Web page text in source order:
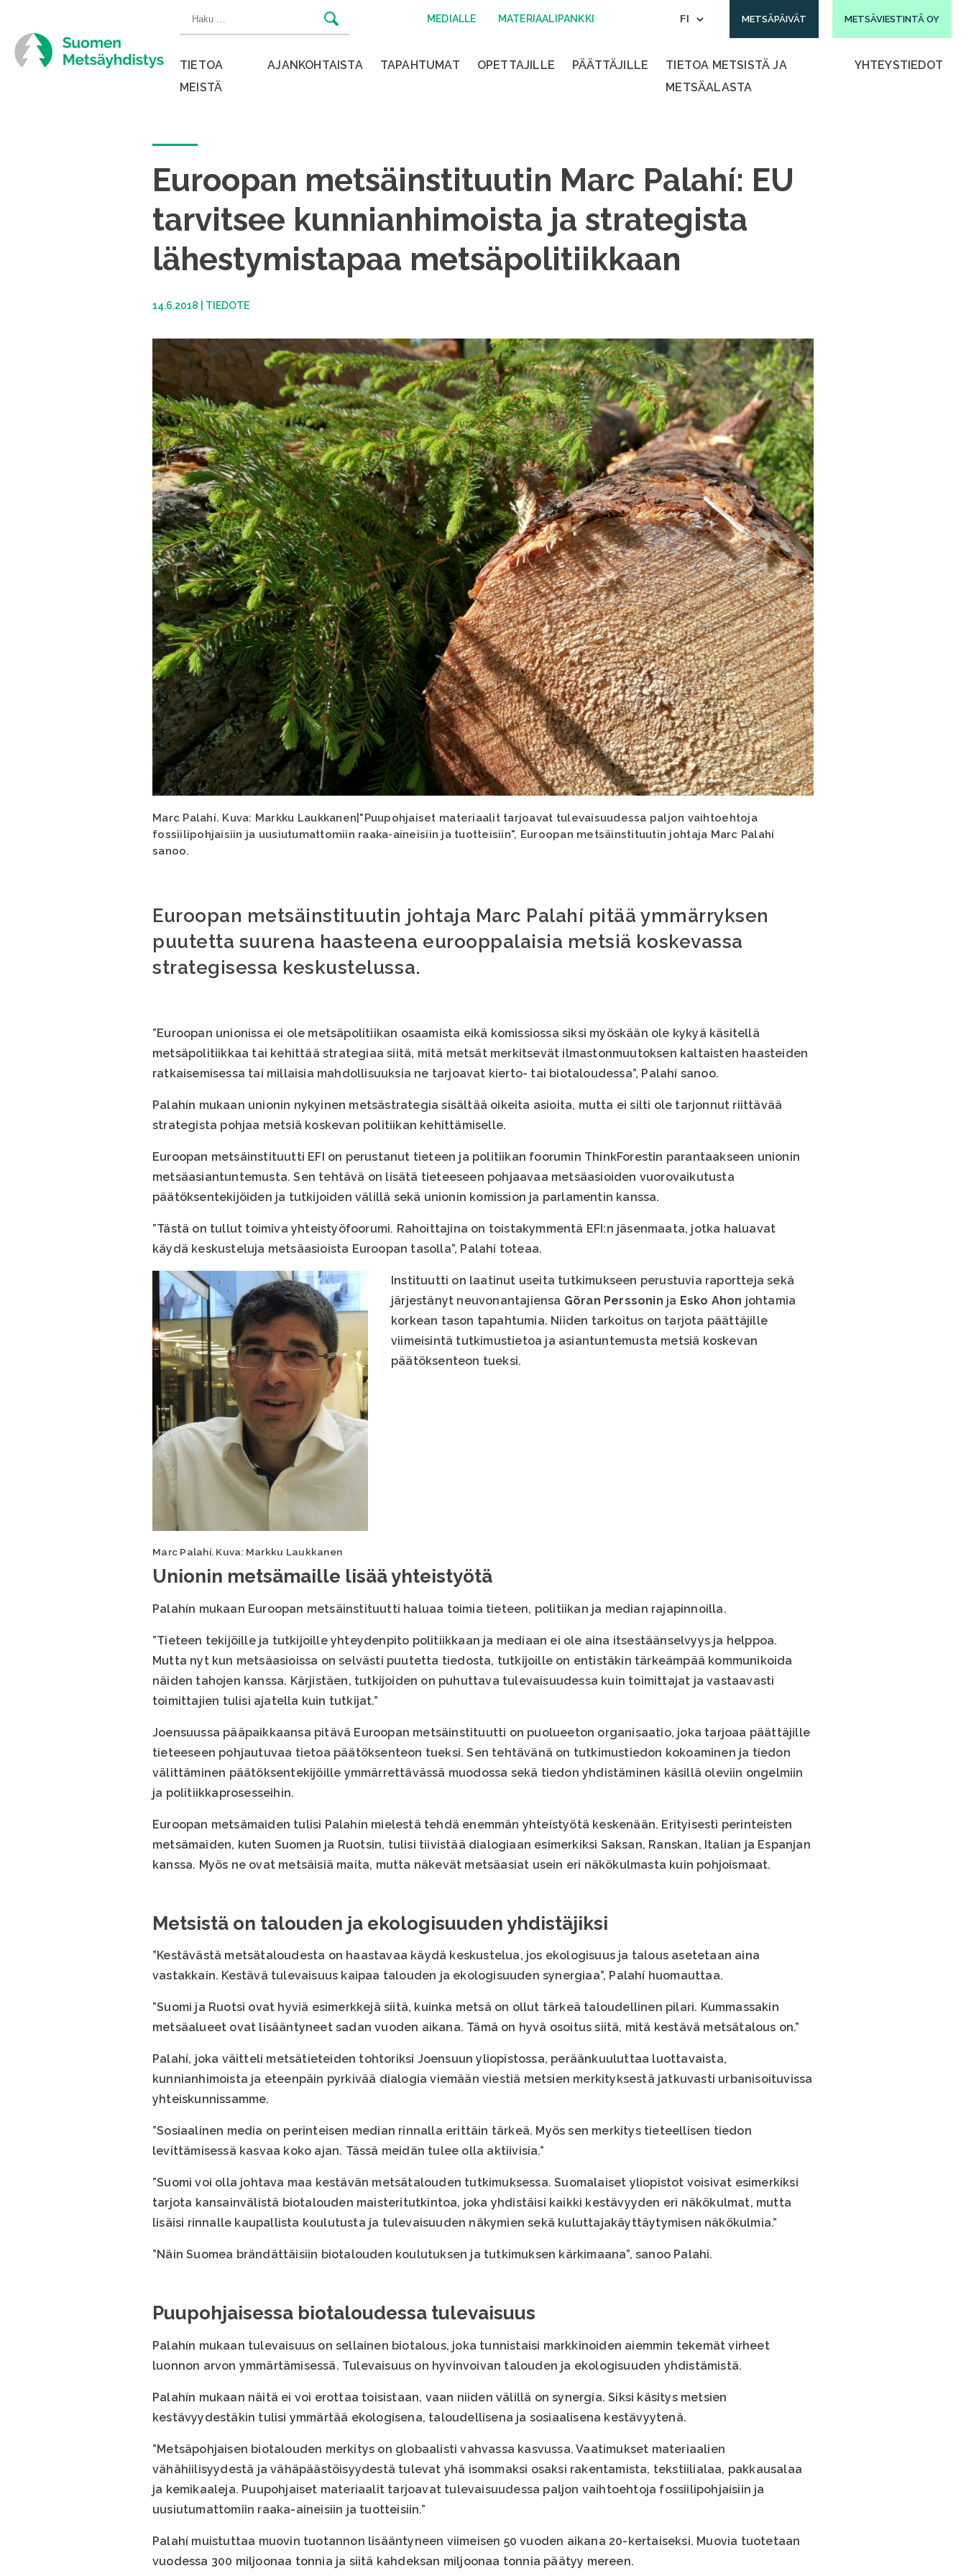
sisältöön
Haku: MEDIALLE MATERIAALIPANKKI METSÄPÄIVÄT METSÄVIESTINTÄ OY
TIETOA
MEISTÄ
AJANKOHTAISTA TAPAHTUMAT OPETTAJILLE PÄÄTTÄJILLE
TIETOA METSISTÄ JA
METSÄALASTA
YHTEYSTIEDOT
Euroopan metsäinstituutin Marc Palahí: EU
tarvitsee kunnianhimoista ja strategista
lähestymistapaa metsäpolitiikkaan
14.6.2018 TIEDOTE
Marc Palahí. Kuva: Markku Laukkanen|"Puupohjaiset materiaalit tarjoavat tulevaisuudessa paljon vaihtoehtoja
fossiilipohjaisiin ja uusiutumattomiin raaka-aineisiin ja tuotteisiin", Euroopan metsäinstituutin johtaja Marc Palahí
sanoo.
Euroopan metsäinstituutin johtaja Marc Palahí pitää ymmärryksen
puutetta suurena haasteena eurooppalaisia metsiä koskevassa
strategisessa keskustelussa.
”Euroopan unionissa ei ole metsäpolitiikan osaamista eikä komissiossa siksi myöskään ole kykyä käsitellä
metsäpolitiikkaa tai kehittää strategiaa siitä, mitä metsät merkitsevät ilmastonmuutoksen kaltaisten haasteiden
ratkaisemisessa tai millaisia mahdollisuuksia ne tarjoavat kierto- tai biotaloudessa”, Palahí sanoo.
Palahín mukaan unionin nykyinen metsästrategia sisältää oikeita asioita, mutta ei silti ole tarjonnut riittävää
strategista pohjaa metsiä koskevan politiikan kehittämiselle.
Euroopan metsäinstituutti EFI on perustanut tieteen ja politiikan foorumin ThinkForestin parantaakseen unionin
metsäasiantuntemusta. Sen tehtävä on lisätä tieteeseen pohjaavaa metsäasioiden vuorovaikutusta
päätöksentekijöiden ja tutkijoiden välillä sekä unionin komission ja parlamentin kanssa.
”Tästä on tullut toimiva yhteistyöfoorumi. Rahoittajina on toistakymmentä EFI:n jäsenmaata, jotka haluavat
käydä keskusteluja metsäasioista Euroopan tasolla”, Palahí toteaa.
Marc Palahí. Kuva: Markku Laukkanen
Instituutti on laatinut useita tutkimukseen perustuvia raportteja sekä
järjestänyt neuvonantajiensa Göran Perssonin ja Esko Ahon johtamia
korkean tason tapahtumia. Niiden tarkoitus on tarjota päättäjille
viimeisintä tutkimustietoa ja asiantuntemusta metsiä koskevan
päätöksenteon tueksi.
Unionin metsämaille lisää yhteistyötä
Palahín mukaan Euroopan metsäinstituutti haluaa toimia tieteen, politiikan ja median rajapinnoilla.
”Tieteen tekijöille ja tutkijoille yhteydenpito politiikkaan ja mediaan ei ole aina itsestäänselvyys ja helppoa.
Mutta nyt kun metsäasioissa on selvästi puutetta tiedosta, tutkijoille on entistäkin tärkeämpää kommunikoida
näiden tahojen kanssa. Kärjistäen, tutkijoiden on puhuttava tulevaisuudessa kuin toimittajat ja vastaavasti
toimittajien tulisi ajatella kuin tutkijat.”
Joensuussa pääpaikkaansa pitävä Euroopan metsäinstituutti on puolueeton organisaatio, joka tarjoaa päättäjille
tieteeseen pohjautuvaa tietoa päätöksenteon tueksi. Sen tehtävänä on tutkimustiedon kokoaminen ja tiedon
välittäminen päätöksentekijöille ymmärrettävässä muodossa sekä tiedon yhdistäminen käsillä oleviin ongelmiin
ja politiikkaprosesseihin.
Euroopan metsämaiden tulisi Palahín mielestä tehdä enemmän yhteistyötä keskenään. Erityisesti perinteisten
metsämaiden, kuten Suomen ja Ruotsin, tulisi tiivistää dialogiaan esimerkiksi Saksan, Ranskan, Italian ja Espanjan
kanssa. Myös ne ovat metsäisiä maita, mutta näkevät metsäasiat usein eri näkökulmasta kuin pohjoismaat.
Metsistä on talouden ja ekologisuuden yhdistäjiksi
”Kestävästä metsätaloudesta on haastavaa käydä keskustelua, jos ekologisuus ja talous asetetaan aina
vastakkain. Kestävä tulevaisuus kaipaa talouden ja ekologisuuden synergiaa”, Palahí huomauttaa.
”Suomi ja Ruotsi ovat hyviä esimerkkejä siitä, kuinka metsä on ollut tärkeä taloudellinen pilari. Kummassakin
metsäalueet ovat lisääntyneet sadan vuoden aikana. Tämä on hyvä osoitus siitä, mitä kestävä metsätalous on.”
Palahí, joka väitteli metsätieteiden tohtoriksi Joensuun yliopistossa, peräänkuuluttaa luottavaista,
kunnianhimoista ja eteenpäin pyrkivää dialogia viemään viestiä metsien merkityksestä jatkuvasti urbanisoituvissa
yhteiskunnissamme.
”Sosiaalinen media on perinteisen median rinnalla erittäin tärkeä. Myös sen merkitys tieteellisen tiedon
levittämisessä kasvaa koko ajan. Tässä meidän tulee olla aktiivisia.”
”Suomi voi olla johtava maa kestävän metsätalouden tutkimuksessa. Suomalaiset yliopistot voisivat esimerkiksi
tarjota kansainvälistä biotalouden maisteritutkintoa, joka yhdistäisi kaikki kestävyyden eri näkökulmat, mutta
lisäisi rinnalle kaupallista koulutusta ja tulevaisuuden näkymien sekä kuluttajakäyttäytymisen näkökulmia.”
”Näin Suomea brändättäisiin biotalouden koulutuksen ja tutkimuksen kärkimaana”, sanoo Palahi.
Puupohjaisessa biotaloudessa tulevaisuus
Palahín mukaan tulevaisuus on sellainen biotalous, joka tunnistaisi markkinoiden aiemmin tekemät virheet
luonnon arvon ymmärtämisessä. Tulevaisuus on hyvinvoivan talouden ja ekologisuuden yhdistämistä.
Palahín mukaan näitä ei voi erottaa toisistaan, vaan niiden välillä on synergia. Siksi käsitys metsien
kestävyydestäkin tulisi ymmärtää ekologisena, taloudellisena ja sosiaalisena kestävyytenä.
”Metsäpohjaisen biotalouden merkitys on globaalisti vahvassa kasvussa. Vaatimukset materiaalien
vähähiilisyydestä ja vähäpäästöisyydestä tulevat yhä isommaksi osaksi rakentamista, tekstiilialaa, pakkausalaa
ja kemikaaleja. Puupohjaiset materiaalit tarjoavat tulevaisuudessa paljon vaihtoehtoja fossiilipohjaisiin ja
uusiutumattomiin raaka-aineisiin ja tuotteisiin.”
Palahí muistuttaa muovin tuotannon lisääntyneen viimeisen 50 vuoden aikana 20-kertaiseksi. Muovia tuotetaan
vuodessa 300 miljoonaa tonnia ja siitä kahdeksan miljoonaa tonnia päätyy mereen.